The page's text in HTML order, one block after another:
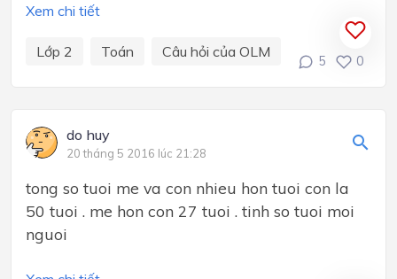
Xem chi tiết
Lớp 2 Toán Câu hỏi của OLM
5 0
do huy
20 tháng 5 2016 lúc 21:28
tong so tuoi me va con nhieu hon tuoi con la
50 tuoi . me hon con 27 tuoi . tinh so tuoi moi
nguoi